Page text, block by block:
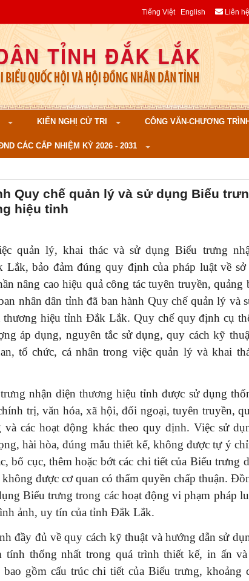
Tiếng Việt English Liên hệ
KIẾN NGHỊ CỬ TRI CÔNG VĂN-CHƯƠNG
CÁC CẤP NHIỆM KỲ 2026 - 2031
Quy chế quản lý và sử dụng Biểu
hiệu tỉnh
quản lý, khai thác và sử dụng Biểu trưng
bảo đảm đúng quy định của pháp luật về
nâng cao hiệu quả công tác tuyên truyền, quảng
nhân dân tỉnh đã ban hành Quy chế quản lý và
thương hiệu tỉnh Đắk Lắk. Quy chế quy định cụ
áp dụng, nguyên tắc sử dụng, quy cách kỹ
tổ chức, cá nhân trong việc quản lý và khai
nhận diện thương hiệu tỉnh được sử dụng
trị, văn hóa, xã hội, đối ngoại, tuyên truyền,
các hoạt động khác theo quy định. Việc sử
hài hòa, đúng mẫu thiết kế, không được tự ý
bố cục, thêm hoặc bớt các chi tiết của Biểu trưng
được cơ quan có thẩm quyền chấp thuận.
Biểu trưng trong các hoạt động vi phạm pháp
ảnh, uy tín của tỉnh Đắk Lắk.
đầy đủ về quy cách kỹ thuật và hướng dẫn sử
tính thống nhất trong quá trình thiết kế, in ấn
gồm cấu trúc chi tiết của Biểu trưng, khoảng